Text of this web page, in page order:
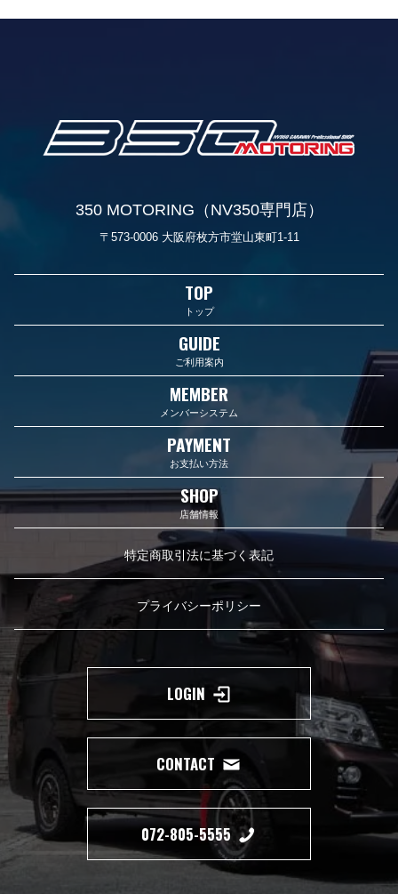
350 MOTORING（NV350専門店）
〒573-0006 大阪府枚方市堂山東町1-11
TOP
トップ
GUIDE
ご利用案内
MEMBER
メンバーシステム
PAYMENT
お支払い方法
SHOP
店舗情報
特定商取引法に基づく表記
プライバシーポリシー
LOGIN
CONTACT
072-805-5555